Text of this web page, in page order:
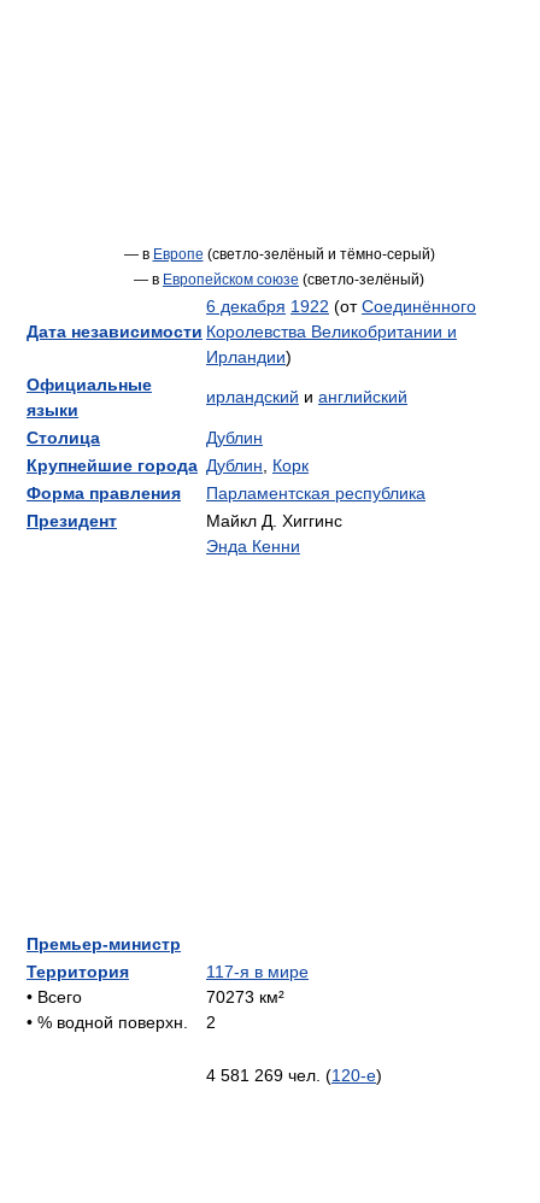
— в Европе (светло-зелёный и тёмно-серый)
— в Европейском союзе (светло-зелёный)
Дата независимости
6 декабря 1922 (отСоединённого
Королевства Великобритании и
Ирландии)
Официальные
языки
ирландский и английский
Столица
Дублин
Крупнейшие города Дублин
Корк
Форма правления
Парламентская республика
Президент
Премьер-министр
Майкл Д. Хиггинс
Энда Кенни
Территория
• Всего
• % водной поверхн.
117-я в мире
70273 км²
2
4 581 269 чел. (120-е)